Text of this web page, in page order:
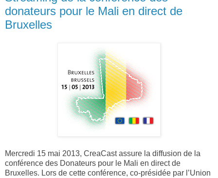
donateurs pour le Mali en direct de
Bruxelles
Mercredi 15 mai 2013, CreaCast assure la diffusion de la
conférence des Donateurs pour le Mali en direct de
Bruxelles. Lors de cette conférence, co-présidée par l’Union